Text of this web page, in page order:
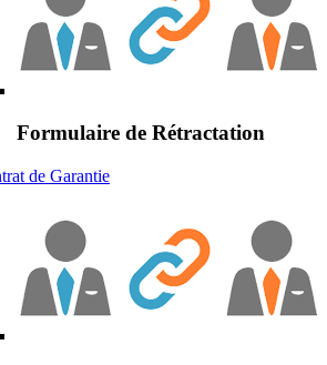
Formulaire de Rétractation
de Garantie